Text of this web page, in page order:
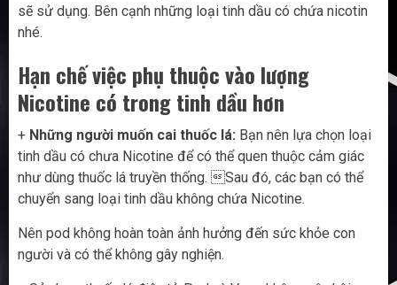
sẽ sử dụng. Bên cạnh những loại tinh dầu có chứa nicotin
nhé.
Hạn chế việc phụ thuộc vào lượng
Nicotine có trong tinh dầu hơn
+ Những người muốn cai thuốc lá: Bạn nên lựa chọn loại
tinh dầu có chưa Nicotine để có thể quen thuộc cảm giác
như dùng thuốc lá truyền thống. Sau đó, các bạn có thể
chuyển sang loại tinh dầu không chứa Nicotine.
Nên pod không hoàn toàn ảnh hưởng đến sức khỏe con
người và có thể không gây nghiện.